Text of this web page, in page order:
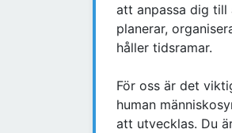
att anpassa dig till
planerar,
håller tidsramar.
För oss är det
human
att utvecklas. Du